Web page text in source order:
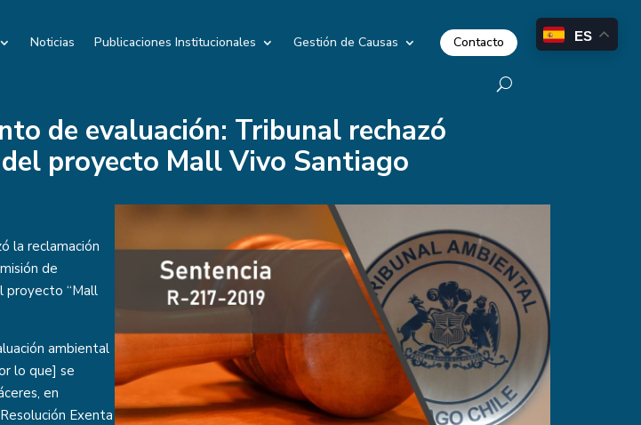
Noticias Publicaciones Institucionales Gestión de Causas Contacto
de evaluación: Tribunal rechazó
proyecto Mall Vivo Santiago
la reclamación
de
proyecto “Mall
ambiental
lo que] se
en
Exenta
ES